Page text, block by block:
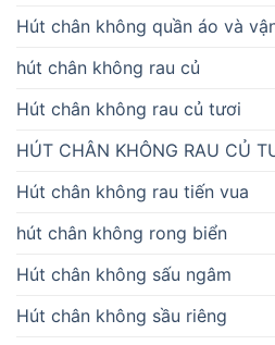
Hút chân không quần áo và
hút chân không rau củ
Hút chân không rau củ tươi
HÚT CHÂN KHÔNG RAU CỦ
Hút chân không rau tiến vua
hút chân không rong biển
Hút chân không sấu ngâm
Hút chân không sầu riêng